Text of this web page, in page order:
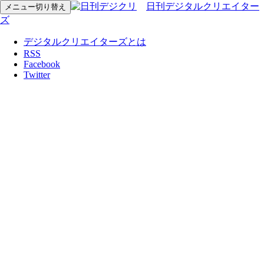
メニュー切り替え
日刊デジタルクリエイター
ズ
デジタルクリエイターズとは
RSS
Facebook
Twitter